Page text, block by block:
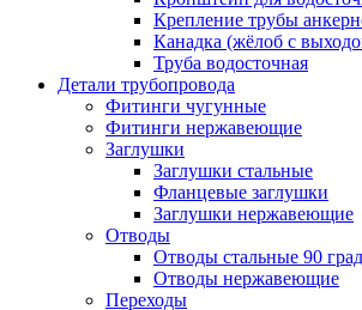
Крепление трубы
Канадка (жёлоб с
Труба водосточная
Детали трубопровода
Фитинги чугунные
Фитинги нержавеющие
Заглушки
Заглушки стальные
Фланцевые заглушки
Заглушки нержавеющие
Отводы
Отводы стальные 90
Отводы нержавеющие
Переходы